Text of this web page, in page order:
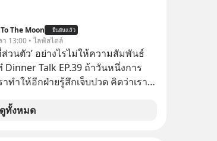
The Moon ยืนยันแล้ว
า 13:00 • ไลฟ์สไตล์
วนตัว’ อย่างไรไม่ให้ความสัมพันธ์
Dinner Talk EP.39 ถ้าวันหนึ่งการ
าทำให้อีกฝ่ายรู้สึกเจ็บปวด คิดว่าเรา
ใครอย่างนี้มาก่อน แต่พอตั้งใจจะ
ดูทั้งหมด